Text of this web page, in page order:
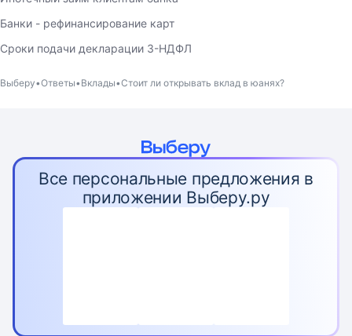
Банки - рефинансирование карт
Сроки подачи декларации 3-НДФЛ
Выберу Ответы Вклады Стоит ли открывать вклад в юанях?
Все персональные предложения в
приложении Выберу.ру